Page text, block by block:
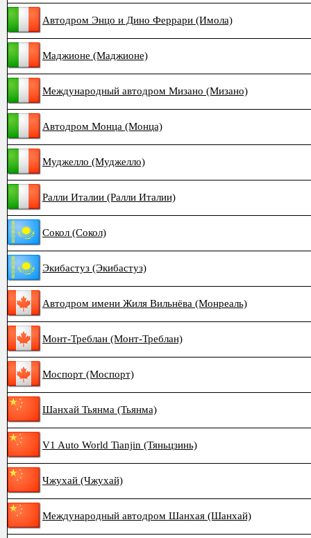
Автодром Энцо и Дино Феррари (Имола)
Маджионе (Маджионе)
Международный автодром Мизано (Мизано)
Автодром Монца (Монца)
Муджелло (Муджелло)
Ралли Италии (Ралли Италии)
Сокол (Сокол)
Экибастуз (Экибастуз)
Автодром имени Жиля Вильнёва (Монреаль)
Монт-Треблан (Монт-Треблан)
Моспорт (Моспорт)
Шанхай Тьянма (Тьянма)
V1 Auto World Tianjin (Тяньцзинь)
Чжухай (Чжухай)
Международный автодром Шанхая (Шанхай)